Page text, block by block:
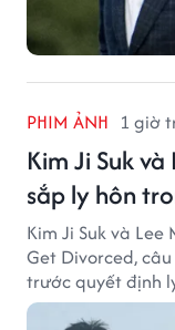
PHIM ẢNH 1 giờ
Kim Ji Suk
sắp ly hôn
Kim Ji Suk và
Get Divorced,
trước quyết định